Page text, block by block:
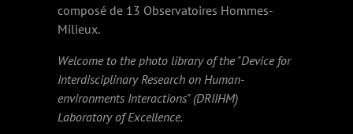
composé de 13 Observatoires Hommes-
Milieux.
Welcome to the photo library of the "Device for
Interdisciplinary Research on Human-
environments Interactions" (DRIIHM)
Laboratory of Excellence.